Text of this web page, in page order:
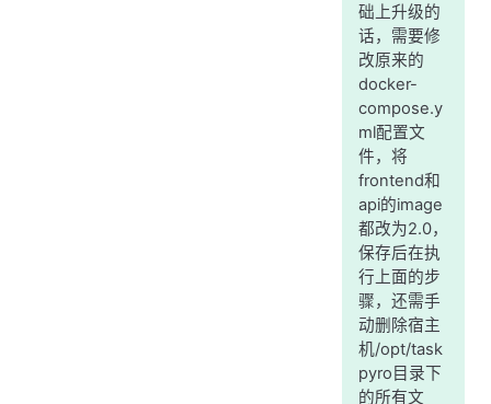
础上升级的
话，需要修
改原来的
docker-
compose.y
ml配置文
件，将
frontend和
api的image
都改为2.0，
保存后在执
行上面的步
骤，还需手
动删除宿主
机/opt/task
pyro目录下
的所有文